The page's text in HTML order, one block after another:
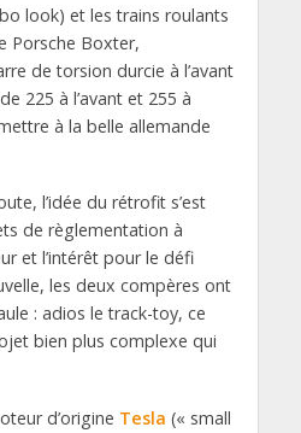
look) et les trains roulants
Porsche Boxter,
de torsion durcie à l’avant
225 à l’avant et 255 à
à la belle allemande
l’idée du rétrofit s’est
de règlementation à
et l’intérêt pour le défi
les deux compères ont
: adios le track-toy, ce
bien plus complexe qui
d’origine Tesla (« small